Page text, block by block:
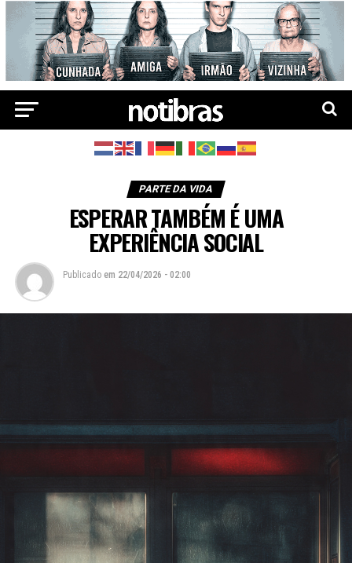
PARTE DA VIDA
ESPERAR TAMBÉM É UMA
EXPERIÊNCIA SOCIAL
Publicado em 22/04/2026 - 02:00